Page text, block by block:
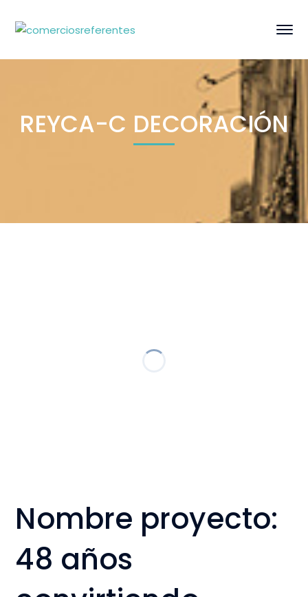
REYCA-C DECORACIÓN
Nombre proyecto:
48 años